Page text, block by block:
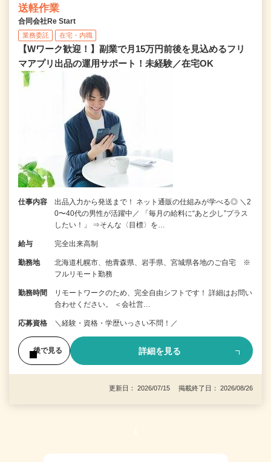
送軽作業
合同会社Re Start
業務委託 在宅・内職
【Wワーク歓迎！】副業で月15万円前後を見込めるフリ
マアプリ出品の運用サポート！未経験／在宅OK
仕事内容
出品入力から発送まで！ ネット通販の仕組みが学べる◎ ＼2
0〜40代の男性が活躍中／ 「毎月の給料に“あと少し”プラス
したい！」 ⇒そんな〈目標〉を…
給与 完全出来高制
勤務地
北海道札幌市、他青森県、岩手県、宮城県各地のご自宅 ※
フルリモート勤務
勤務時間
リモートワークのため、完全自由シフトです！ 詳細はお問い
合わせください。 ＜会社営…
応募資格 ＼経験・資格・学歴いっさい不問！／
後で見る 詳細を見る
更新日： 2026/07/15 掲載終了日： 2026/08/26
1